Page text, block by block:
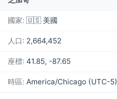
國家: 🇺🇸 美國
人口: 2,664,452
座標: 41.85, -87.65
時區: America/Chicago (UTC-5)